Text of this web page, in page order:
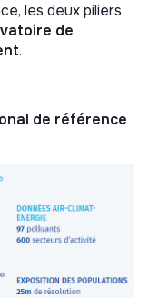
les deux piliers
de
.
de référence